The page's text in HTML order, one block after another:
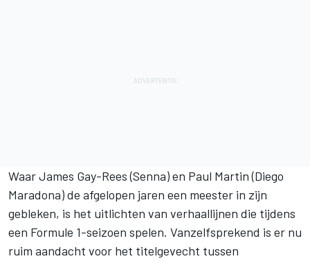
Waar James Gay-Rees (Senna) en Paul Martin (Diego
Maradona) de afgelopen jaren een meester in zijn
gebleken, is het uitlichten van verhaallijnen die tijdens
een Formule 1-seizoen spelen. Vanzelfsprekend is er nu
ruim aandacht voor het titelgevecht tussen